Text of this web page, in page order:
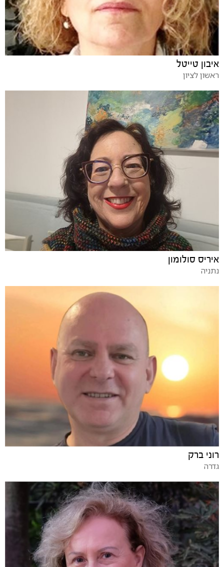
איבון טייטל
ראשון לציון
איריס סולומון
נתניה
רוני ברק
גדרה